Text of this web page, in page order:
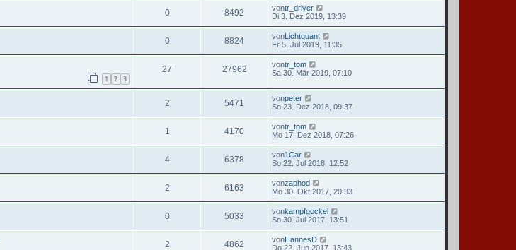
0 8492 vontr_driver
Di 3. Dez 2019, 13:39
0 8824 vonLichtquant
Fr 5. Jul 2019, 11:35
1 2 3
27 27962 vontr_tom
Sa 30. Mär 2019, 07:10
2 5471 vonpeter
So 23. Dez 2018, 09:37
1 4170 vontr_tom
Mo 17. Dez 2018, 07:26
4 6378 von1Car
So 22. Jul 2018, 12:52
2 6163 vonzaphod
Mo 30. Okt 2017, 20:33
0 5033 vonkampfgockel
So 30. Jul 2017, 13:51
2 4862 vonHannesD
Do 22. Jun 2017, 13:43